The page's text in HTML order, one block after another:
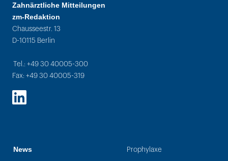
Zahnärztliche Mitteilungen
zm-Redaktion
Chausseestr. 13
D-10115 Berlin
Tel.: +49 30 40005-300
Fax: +49 30 40005-319
LinkedIn
News Prophylaxe